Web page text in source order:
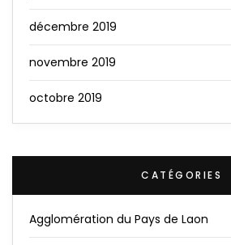
décembre 2019
novembre 2019
octobre 2019
CATÉGORIES
Agglomération du Pays de Laon